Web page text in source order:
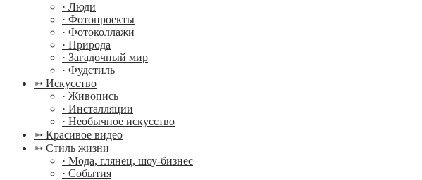
· Люди
· Фотопроекты
· Фотоколлажи
· Природа
· Загадочный мир
· Фудстиль
➳ Искусство
· Живопись
· Инсталляции
· Необычное искусство
➳ Красивое видео
➳ Стиль жизни
· Мода, глянец, шоу-бизнес
· События